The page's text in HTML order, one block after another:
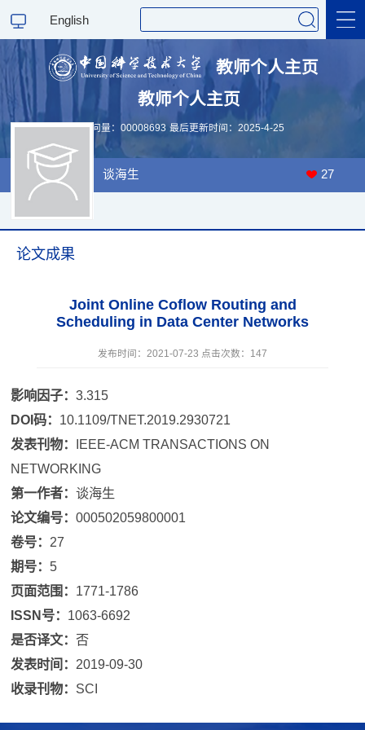
English
科学研究
教师个人主页
教师个人主页
访问量： 00008693 最后更新时间： 2025-4-25
谈海生 27
论文成果
Joint Online Coflow Routing and
Scheduling in Data Center Networks
发布时间：2021-07-23 点击次数： 147
影响因子：3.315
DOI码： 10.1109/TNET.2019.2930721
发表刊物： IEEE-ACM TRANSACTIONS ON
NETWORKING
第一作者：谈海生
论文编号：000502059800001
卷号： 27
期号： 5
页面范围： 1771-1786
ISSN号： 1063-6692
是否译文： 否
发表时间： 2019-09-30
收录刊物： SCI